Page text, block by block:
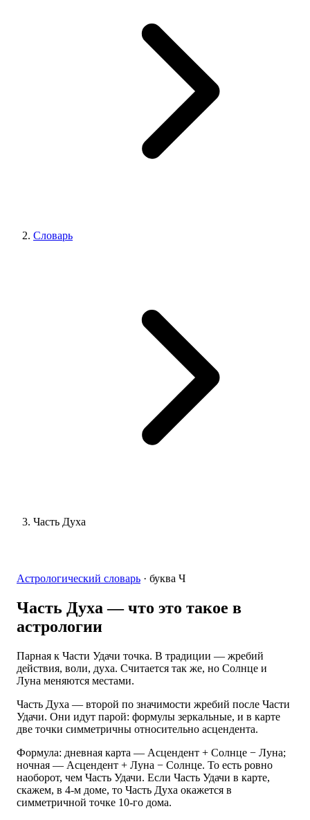
Словарь
Часть Духа
Астрологический словарь · буква Ч
Часть Духа — что это такое в
астрологии
Парная к Части Удачи точка. В традиции — жребий
действия, воли, духа. Считается так же, но Солнце и
Луна меняются местами.
Часть Духа — второй по значимости жребий после Части
Удачи. Они идут парой: формулы зеркальные, и в карте
две точки симметричны относительно асцендента.
Формула: дневная карта — Асцендент + Солнце − Луна;
ночная — Асцендент + Луна − Солнце. То есть ровно
наоборот, чем Часть Удачи. Если Часть Удачи в карте,
скажем, в 4-м доме, то Часть Духа окажется в
симметричной точке 10-го дома.